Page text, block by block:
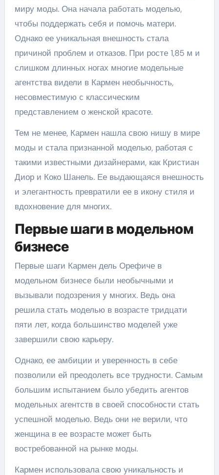
миру моды. Она начала работать моделью,
чтобы поддержать себя и помочь матери.
Однако ее уникальная внешность стала
причиной проблем и отказов. При росте 1,85 м и
слишком длинных ногах многие модельные
агентства видели в Кармен необычность,
несовместимую с классическим
представлением о женской красоте.
Тем не менее, Кармен нашла свою нишу в мире
моды и стала признанной моделью, работая с
такими известными дизайнерами, как Кристиан
Диор и Коко Шанель. Ее выдающаяся внешность
и элегантность превратили ее в икону стиля и
вдохновение для многих.
Первые шаги в модельном
бизнесе
Первые шаги Кармен дель Орефиче в
модельном бизнесе были необычными и
вызывали подозрения у многих. Ведь она
решила стать моделью в возрасте тридцати
пяти лет, когда большинство моделей уже
завершили свою карьеру.
Однако, ее амбиции и уверенность в себе
позволили ей преодолеть все трудности. Самым
большим испытанием было убедить агентов
модельных агентств в своей способности стать
успешной моделью. Ведь они не верили, что
женщина в ее возрасте может быть
востребованной на рынке моды.
Кармен использовала свою уникальность и